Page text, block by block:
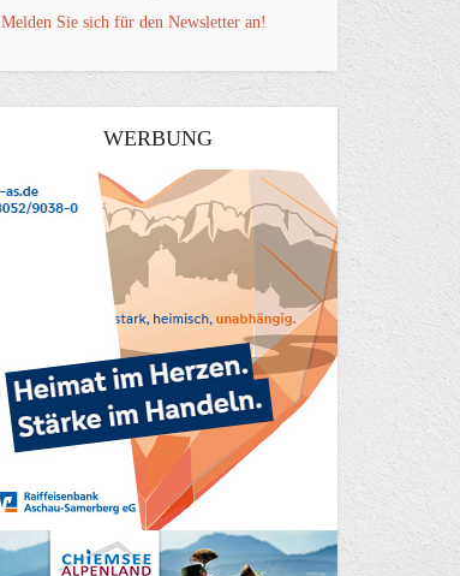
Melden Sie sich für den Newsletter an!
WERBUNG